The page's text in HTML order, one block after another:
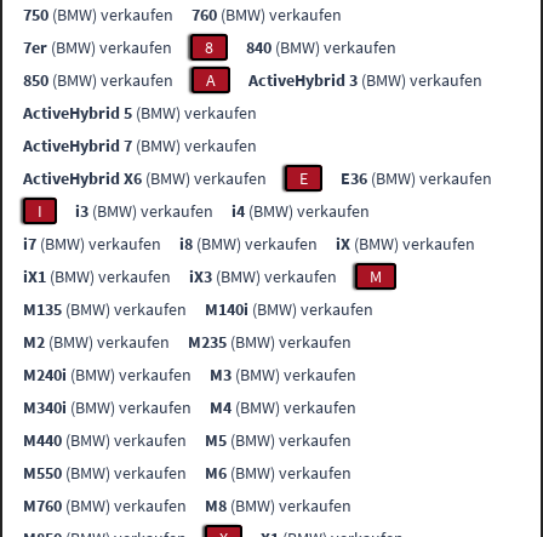
750 (BMW) verkaufen 760 (BMW) verkaufen
7er (BMW) verkaufen 8 840 (BMW) verkaufen
850 (BMW) verkaufen A ActiveHybrid 3 (BMW) verkaufen
ActiveHybrid 5 (BMW) verkaufen
ActiveHybrid 7 (BMW) verkaufen
ActiveHybrid X6 (BMW) verkaufen E E36 (BMW) verkaufen
I
i3 (BMW) verkaufen i4 (BMW) verkaufen
i7 (BMW) verkaufen i8 (BMW) verkaufen iX (BMW) verkaufen
iX1 (BMW) verkaufen iX3 (BMW) verkaufen
M
M135 (BMW) verkaufen M140i (BMW) verkaufen
M2 (BMW) verkaufen M235 (BMW) verkaufen
M240i (BMW) verkaufen M3 (BMW) verkaufen
M340i (BMW) verkaufen M4 (BMW) verkaufen
M440 (BMW) verkaufen M5 (BMW) verkaufen
M550 (BMW) verkaufen M6 (BMW) verkaufen
M760 (BMW) verkaufen M8 (BMW) verkaufen